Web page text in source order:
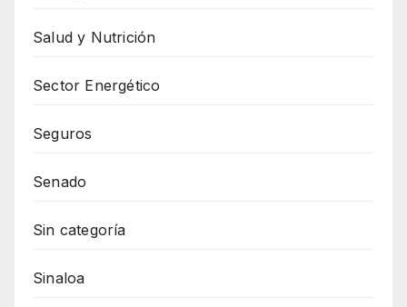
Salud y Nutrición
Sector Energético
Seguros
Senado
Sin categoría
Sinaloa